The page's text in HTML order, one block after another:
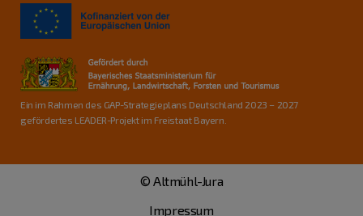
Ein im Rahmen des GAP-Strategieplans Deutschland 2023 – 2027
gefördertes LEADER-Projekt im Freistaat Bayern.
© Altmühl-Jura
Impressum